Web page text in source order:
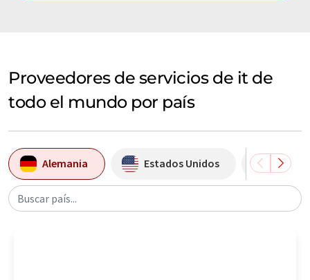
Proveedores de servicios de it de
todo el mundo por país
Alemania Estados Unidos Suiza
Buscar país...